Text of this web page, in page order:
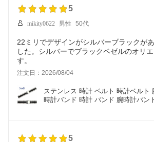
BKE009 BKE109 BKE111
5
mikity0622 男性 50代
22ミリでデザインがシルバーブラックが
した。シルバーでブラックベゼルのオリ
す。
注文日：2026/08/04
ステンレス 時計 ベルト 時計ベルト
時計バンド 時計 バンド 腕時計バン
5